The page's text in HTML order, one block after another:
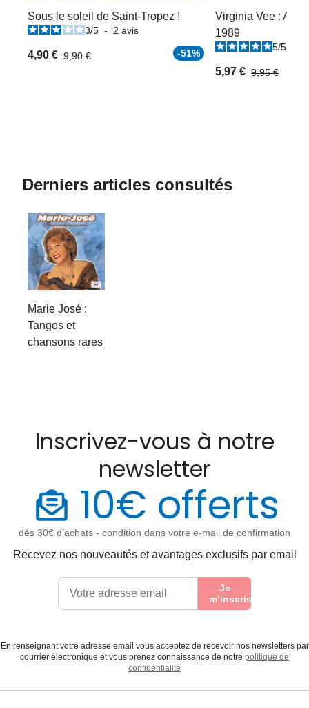
Sous le soleil de Saint-Tropez !
3/5 - 2 avis
4,90 € 9,90 € -51%
Virginia Vee :
1989
5/5
5,97 € 9,95 €
Derniers articles consultés
Marie José :
Tangos et
chansons rares
Inscrivez-vous à notre
newsletter
10€ offerts
dès 30€ d’achats - condition dans votre e-mail de confirmation
Recevez nos nouveautés et avantages exclusifs par email
Je
m’inscris
En renseignant votre adresse email vous acceptez de recevoir nos newsletters par
courrier électronique et vous prenez connaissance de notre politique de
confidentialité